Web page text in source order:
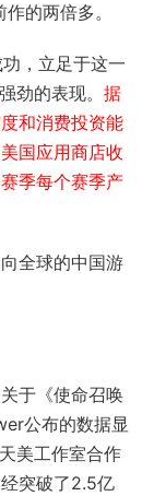
的两倍多。
，立足于这一
劲的表现。 据
和消费投资能
国应用商店收
季每个赛季产
全球的中国游
于《使命召唤
公布的数据显
美工作室合作
突破了2.5亿